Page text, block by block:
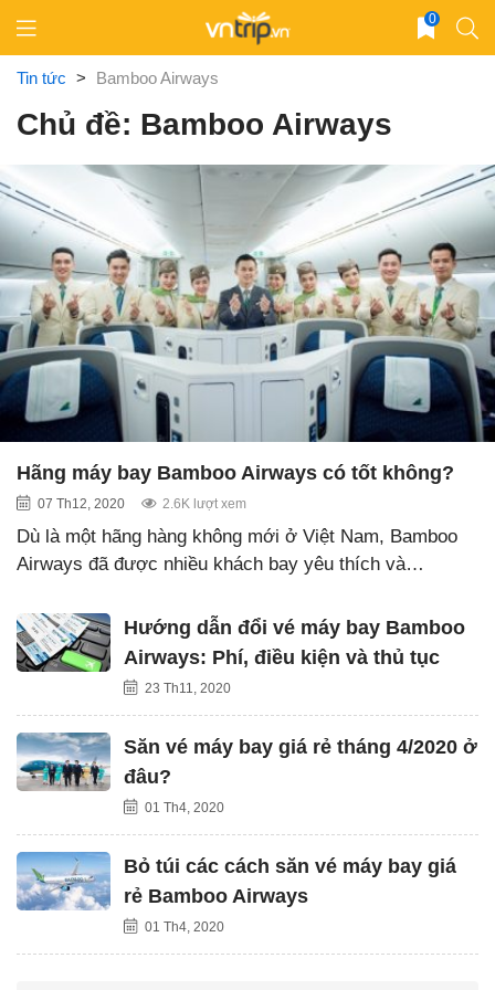
content
0
Tin tức > Bamboo Airways
Chủ đề: Bamboo Airways
Hãng máy bay Bamboo Airways có tốt không?
07 Th12, 2020 2.6K lượt xem
Dù là một hãng hàng không mới ở Việt Nam, Bamboo
Airways đã được nhiều khách bay yêu thích và…
Hướng dẫn đổi vé máy bay Bamboo
Airways: Phí, điều kiện và thủ tục
23 Th11, 2020
Săn vé máy bay giá rẻ tháng 4/2020 ở
đâu?
01 Th4, 2020
Bỏ túi các cách săn vé máy bay giá
rẻ Bamboo Airways
01 Th4, 2020